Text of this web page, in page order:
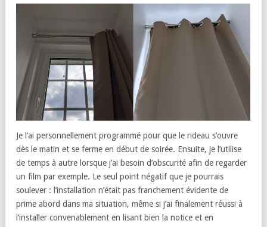
Je l’ai personnellement programmé pour que le rideau s’ouvre
dès le matin et se ferme en début de soirée. Ensuite, je l’utilise
de temps à autre lorsque j’ai besoin d’obscurité afin de regarder
un film par exemple. Le seul point négatif que je pourrais
soulever : l’installation n’était pas franchement évidente de
prime abord dans ma situation, même si j’ai finalement réussi à
l’installer convenablement en lisant bien la notice et en